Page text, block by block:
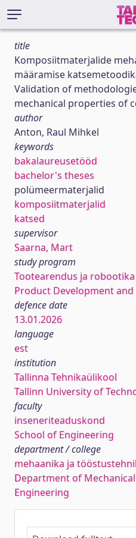
title
Komposiitmaterjalide
määramise
Validation of
mechanical properties of
author
Anton, Raul Mihkel
keywords
bakalaureusetööd
bachelor's theses
polümeermaterjalid
komposiitmaterjalid
katsed
supervisor
Saarna, Mart
study program
Tootearendus ja robootika
Product Development and
defence date
13.01.2026
language
est
institution
Tallinna Tehnikaülikool
Tallinn University of
faculty
inseneriteaduskond
School of Engineering
department / college
mehaanika ja
Department of
Engineering